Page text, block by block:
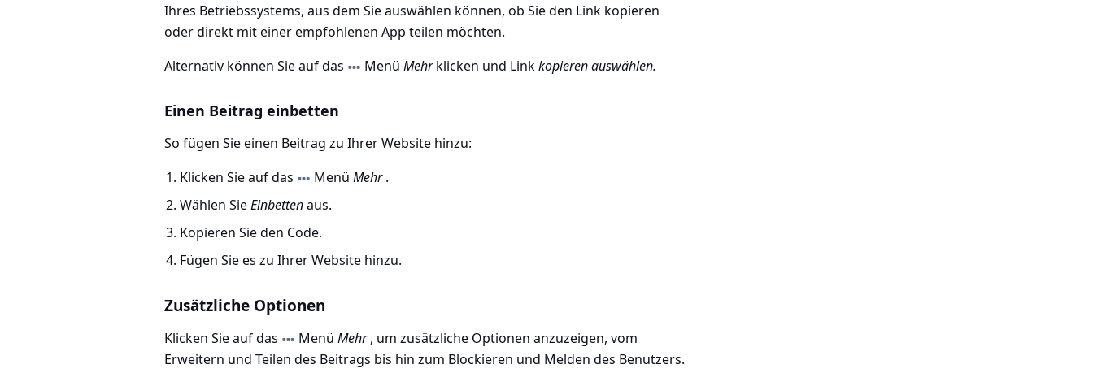
Ihres Betriebssystems, aus dem Sie auswählen können, ob Sie den Link kopieren
oder direkt mit einer empfohlenen App teilen möchten.
Alternativ können Sie auf das
Menü Mehrklicken und Linkkopieren auswählen.
Einen Beitrag einbetten
So fügen Sie einen Beitrag zu Ihrer Website hinzu:
Klicken Sie auf das
MenüMehr.
Wählen SieEinbettenaus.
Kopieren Sie den Code.
Fügen Sie es zu Ihrer Website hinzu.
Zusätzliche Optionen
Klicken Sie auf das Menü Mehr, um zusätzliche Optionen anzuzeigen, vom
Erweitern und Teilen des Beitrags bis hin zum Blockieren und Melden des Benutzers.